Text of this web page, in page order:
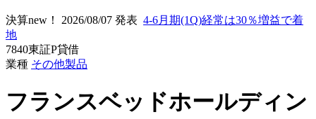
決算new！ 2026/08/07 発表 4-6月期(1Q)経常は30％増益で着
地
7840東証P貸借
業種 その他製品
フランスベッドホールディン